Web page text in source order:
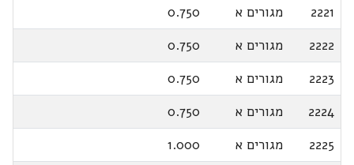
2221
מגורים א
0.750
2222
מגורים א
0.750
2223
מגורים א
0.750
2224
מגורים א
0.750
2225
מגורים א
1.000